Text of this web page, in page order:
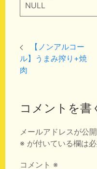
NULL
【ノンアルコー
ル】うまみ搾り+焼
肉
コメントを書
メールアドレスが公
※ が付いている欄は
コメント ※